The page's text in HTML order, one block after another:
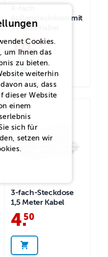
Außensteckdose mit
3 Meter Kabel
16.50
3-fach-Steckdose
1,5 Meter Kabel
4.
50
Cookies.
um Ihnen das
zu bieten.
weiterhin
aus, dass
dieser Website
einem
sich für
setzen wir